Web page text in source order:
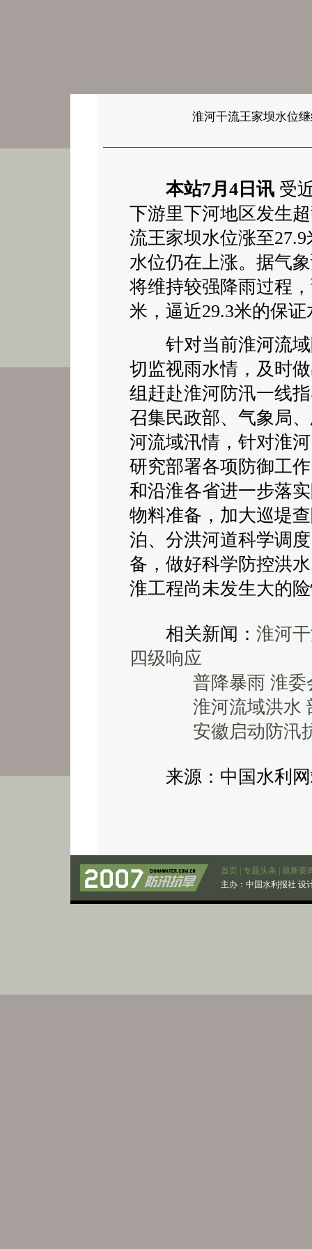
淮河干流王家坝水位
本站7月4日讯 受
下游里下河地区发生
流王家坝水位涨至
水位仍在上涨。据气
将维持较强降雨过程
米，逼近29.3米的保证
针对当前淮河流域
切监视雨水情，及时
组赶赴淮河防汛一线
召集民政部、气象局
河流域汛情，针对淮
研究部署各项防御工
和沿淮各省进一步落
物料准备，加大巡堤
泊、分洪河道科学调
备，做好科学防控洪
淮工程尚未发生大的
相关新闻： 淮河
四级响应
普降暴雨 淮
淮河流域洪水
安徽启动防汛
来源：中国水利网
首页 专题头条
最新要
主办： 中国水利报社 设